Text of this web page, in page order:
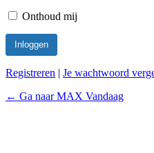
Onthoud mij
Registreren | Je wachtwoord
← Ga naar MAX Vandaag